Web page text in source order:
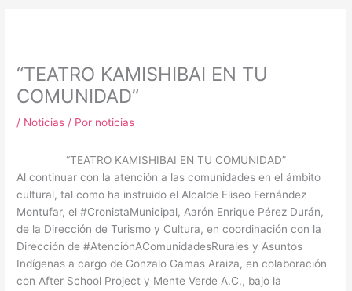
“TEATRO KAMISHIBAI EN TU
COMUNIDAD”
/ Noticias / Por noticias
“TEATRO KAMISHIBAI EN TU COMUNIDAD”
Al continuar con la atención a las comunidades en el ámbito
cultural, tal como ha instruido el Alcalde Eliseo Fernández
Montufar, el #CronistaMunicipal, Aarón Enrique Pérez Durán,
de la Dirección de Turismo y Cultura, en coordinación con la
Dirección de #AtenciónAComunidadesRurales y Asuntos
Indígenas a cargo de Gonzalo Gamas Araiza, en colaboración
con After School Project y Mente Verde A.C., bajo la